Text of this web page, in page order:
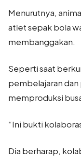
Menurutnya,
atlet sepak bola
membanggakan.
Seperti saat
pembelajaran dan
memproduksi
“Ini bukti
Dia berharap,